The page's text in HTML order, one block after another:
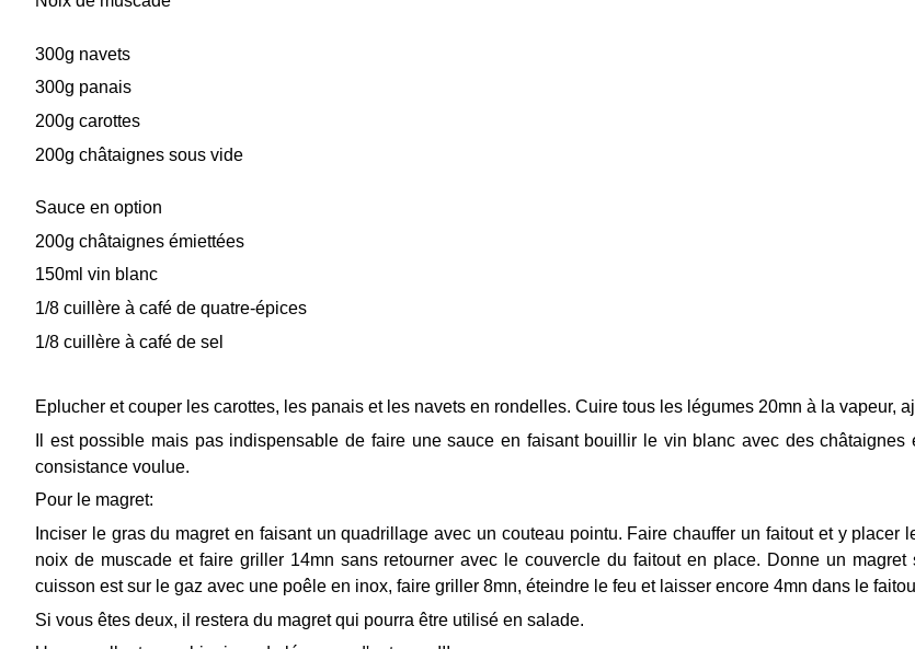
300g navets
300g panais
200g carottes
200g châtaignes sous vide
Sauce en option
200g châtaignes émiettées
150ml vin blanc
1/8 cuillère à café de quatre-épices
1/8 cuillère à café de sel
Eplucher et couper les carottes, les panais et les navets en rondelles. Cuire tous les légumes 20mn à la vapeur,
Il est possible mais pas indispensable de faire une sauce en faisant bouillir le vin blanc avec des
consistance voulue.
Pour le magret:
Inciser le gras du magret en faisant un quadrillage avec un couteau pointu. Faire chauffer un faitout et y
noix de muscade et faire griller 14mn sans retourner avec le couvercle du faitout en place. Donne un
cuisson est sur le gaz avec une poêle en inox, faire griller 8mn, éteindre le feu et laisser encore 4mn dans le
Si vous êtes deux, il restera du magret qui pourra être utilisé en salade.